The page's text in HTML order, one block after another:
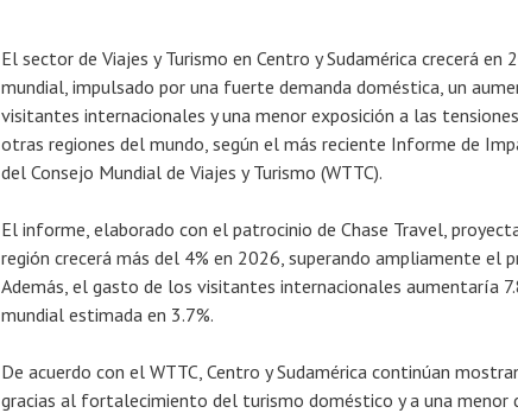
El sector de Viajes y Turismo en Centro y Sudamérica crecerá
mundial, impulsado por una fuerte demanda doméstica, un
visitantes internacionales y una menor exposición a las
otras regiones del mundo, según el más reciente Informe de
del Consejo Mundial de Viajes y Turismo (WTTC).
El informe, elaborado con el patrocinio de Chase Travel,
región crecerá más del 4% en 2026, superando ampliamente el
Además, el gasto de los visitantes internacionales aumentaría
mundial estimada en 3.7%.
De acuerdo con el WTTC, Centro y Sudamérica continúan
gracias al fortalecimiento del turismo doméstico y a una menor